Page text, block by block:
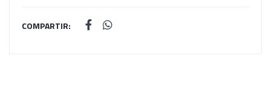
COMPARTIR: